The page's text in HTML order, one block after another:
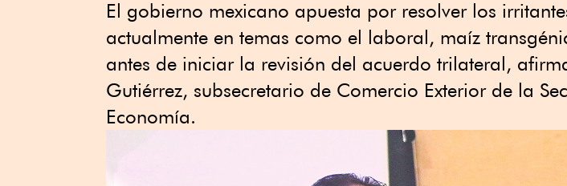
El gobierno mexicano apuesta por resolver los
actualmente en temas como el laboral, maíz
antes de iniciar la revisión del acuerdo trilateral,
Gutiérrez, subsecretario de Comercio Exterior de la
Economía.